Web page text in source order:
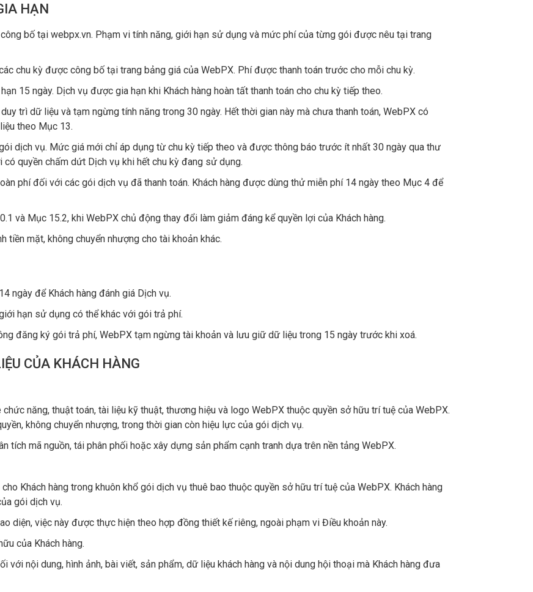
HẠN
bố tại webpx.vn. Phạm vi tính năng, giới hạn sử dụng và mức phí của từng gói được nêu tại trang
chu kỳ được công bố tại trang bảng giá của WebPX. Phí được thanh toán trước cho mỗi chu kỳ.
15 ngày. Dịch vụ được gia hạn khi Khách hàng hoàn tất thanh toán cho chu kỳ tiếp theo.
trì dữ liệu và tạm ngừng tính năng trong 30 ngày. Hết thời gian này mà chưa thanh toán, WebPX có
theo Mục 13.
dịch vụ. Mức giá mới chỉ áp dụng từ chu kỳ tiếp theo và được thông báo trước ít nhất 30 ngày qua thư
quyền chấm dứt Dịch vụ khi hết chu kỳ đang sử dụng.
phí đối với các gói dịch vụ đã thanh toán. Khách hàng được dùng thử miễn phí 14 ngày theo Mục 4 để
và Mục 15.2, khi WebPX chủ động thay đổi làm giảm đáng kể quyền lợi của Khách hàng.
tiền mặt, không chuyển nhượng cho tài khoản khác.
ngày để Khách hàng đánh giá Dịch vụ.
hạn sử dụng có thể khác với gói trả phí.
đăng ký gói trả phí, WebPX tạm ngừng tài khoản và lưu giữ dữ liệu trong 15 ngày trước khi xoá.
CỦA KHÁCH HÀNG
năng, thuật toán, tài liệu kỹ thuật, thương hiệu và logo WebPX thuộc quyền sở hữu trí tuệ của WebPX.
không chuyển nhượng, trong thời gian còn hiệu lực của gói dịch vụ.
tích mã nguồn, tái phân phối hoặc xây dựng sản phẩm cạnh tranh dựa trên nền tảng WebPX.
Khách hàng trong khuôn khổ gói dịch vụ thuê bao thuộc quyền sở hữu trí tuệ của WebPX. Khách hàng
gói dịch vụ.
diện, việc này được thực hiện theo hợp đồng thiết kế riêng, ngoài phạm vi Điều khoản này.
của Khách hàng.
với nội dung, hình ảnh, bài viết, sản phẩm, dữ liệu khách hàng và nội dung hội thoại mà Khách hàng đưa